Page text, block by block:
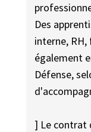
Des
interne,
également
Défense,
] Le contrat